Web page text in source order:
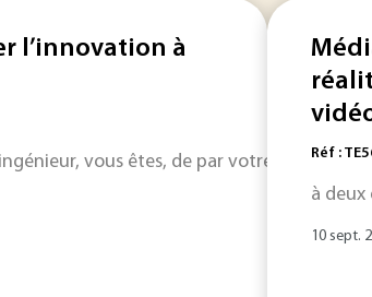
l’innovation à
vous êtes, de par votre Réf :
à deux
10 sept.